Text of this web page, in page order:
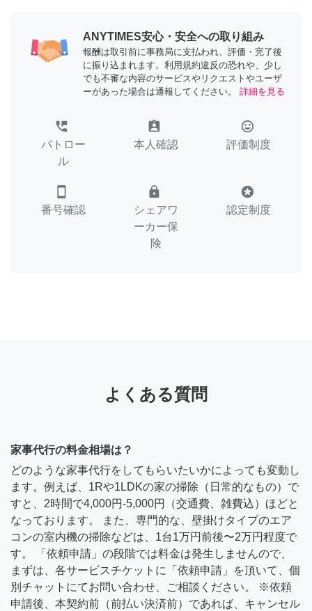
ANYTIMES安心・安全への取り組み
報酬は取引前に事務局に支払われ、評価・完了後
に振り込まれます。利用規約違反の恐れや、少し
でも不審な内容のサービスやリクエストやユーザ
ーがあった場合は通報してください。
詳細を見る
perm_phone_msg
パトロー
ル
assignment_ind
本人確認
tag_faces
評価制度
smartphone
番号確認
lock
シェアワ
ーカー保
険
stars
認定制度
よくある質問
家事代行の料金相場は？
どのような家事代行をしてもらいたいかによっても変動し
ます。例えば、1Rや1LDKの家の掃除（日常的なもの）で
すと、2時間で4,000円-5,000円（交通費、雑費込）ほどと
なっております。 また、専門的な、壁掛けタイプのエア
コンの室内機の掃除などは、1台1万円前後〜2万円程度で
す。 「依頼申請」の段階では料金は発生しませんので、
まずは、各サービスチケットに「依頼申請」を頂いて、個
別チャットにてお問い合わせ、ご相談ください。 ※依頼
申請後、本契約前（前払い決済前）であれば、キャンセル